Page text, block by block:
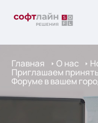
Главная О нас
Приглашаем
Форуме в вашем